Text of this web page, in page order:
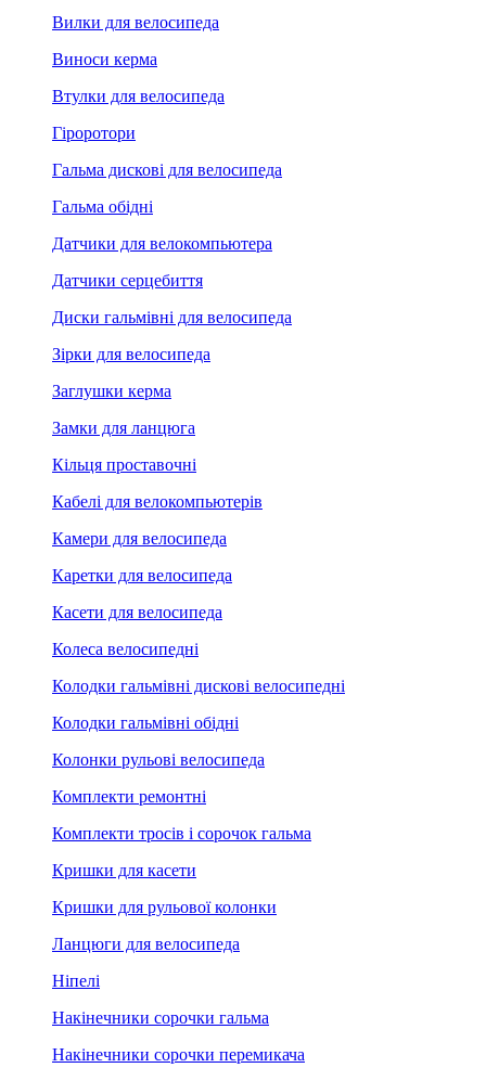
Вилки для велосипеда
Виноси керма
Втулки для велосипеда
Гіроротори
Гальма дискові для велосипеда
Гальма обідні
Датчики для велокомпьютера
Датчики серцебиття
Диски гальмівні для велосипеда
Зірки для велосипеда
Заглушки керма
Замки для ланцюга
Кільця проставочні
Кабелі для велокомпьютерів
Камери для велосипеда
Каретки для велосипеда
Касети для велосипеда
Колеса велосипедні
Колодки гальмівні дискові велосипедні
Колодки гальмівні обідні
Колонки рульові велосипеда
Комплекти ремонтні
Комплекти тросів і сорочок гальма
Кришки для касети
Кришки для рульової колонки
Ланцюги для велосипеда
Ніпелі
Накінечники сорочки гальма
Накінечники сорочки перемикача